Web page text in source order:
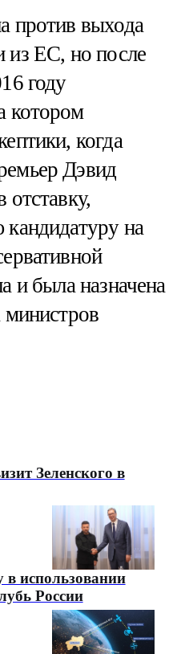
против выхода
из ЕС, но после
году
котором
когда
Дэвид
на
и была назначена
министров
Зеленского в
в использовании
России